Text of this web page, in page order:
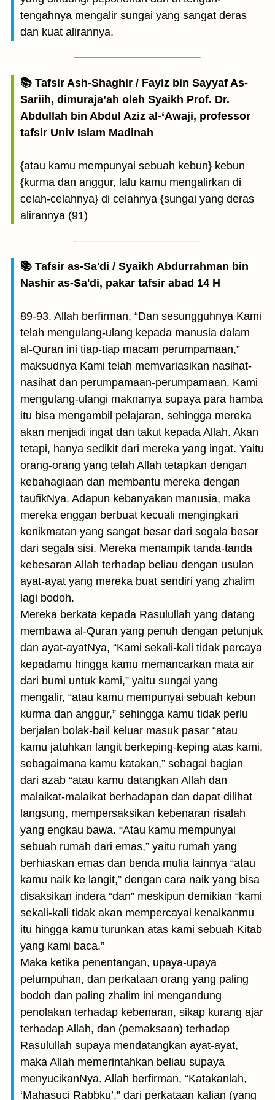
tengahnya mengalir sungai yang sangat deras
dan kuat alirannya.
📚 Tafsir Ash-Shaghir / Fayiz bin Sayyaf As-
Sariih, dimuraja’ah oleh Syaikh Prof. Dr.
Abdullah bin Abdul Aziz al-‘Awaji, professor
tafsir Univ Islam Madinah
{atau kamu mempunyai sebuah kebun} kebun
{kurma dan anggur, lalu kamu mengalirkan di
celah-celahnya} di celahnya {sungai yang deras
alirannya (91)
📚 Tafsir as-Sa'di / Syaikh Abdurrahman bin
Nashir as-Sa'di, pakar tafsir abad 14 H
89-93. Allah berfirman, “Dan sesungguhnya Kami
telah mengulang-ulang kepada manusia dalam
al-Quran ini tiap-tiap macam perumpamaan,”
maksudnya Kami telah memvariasikan nasihat-
nasihat dan perumpamaan-perumpamaan. Kami
mengulang-ulangi maknanya supaya para hamba
itu bisa mengambil pelajaran, sehingga mereka
akan menjadi ingat dan takut kepada Allah. Akan
tetapi, hanya sedikit dari mereka yang ingat. Yaitu
orang-orang yang telah Allah tetapkan dengan
kebahagiaan dan membantu mereka dengan
taufikNya. Adapun kebanyakan manusia, maka
mereka enggan berbuat kecuali mengingkari
kenikmatan yang sangat besar dari segala besar
dari segala sisi. Mereka menampik tanda-tanda
kebesaran Allah terhadap beliau dengan usulan
ayat-ayat yang mereka buat sendiri yang zhalim
lagi bodoh.
Mereka berkata kepada Rasulullah yang datang
membawa al-Quran yang penuh dengan petunjuk
dan ayat-ayatNya, “Kami sekali-kali tidak percaya
kepadamu hingga kamu memancarkan mata air
dari bumi untuk kami,” yaitu sungai yang
mengalir, “atau kamu mempunyai sebuah kebun
kurma dan anggur,” sehingga kamu tidak perlu
berjalan bolak-bail keluar masuk pasar “atau
kamu jatuhkan langit berkeping-keping atas kami,
sebagaimana kamu katakan,” sebagai bagian
dari azab “atau kamu datangkan Allah dan
malaikat-malaikat berhadapan dan dapat dilihat
langsung, mempersaksikan kebenaran risalah
yang engkau bawa. “Atau kamu mempunyai
sebuah rumah dari emas,” yaitu rumah yang
berhiaskan emas dan benda mulia lainnya “atau
kamu naik ke langit,” dengan cara naik yang bisa
disaksikan indera “dan” meskipun demikian “kami
sekali-kali tidak akan mempercayai kenaikanmu
itu hingga kamu turunkan atas kami sebuah Kitab
yang kami baca.”
Maka ketika penentangan, upaya-upaya
pelumpuhan, dan perkataan orang yang paling
bodoh dan paling zhalim ini mengandung
penolakan terhadap kebenaran, sikap kurang ajar
terhadap Allah, dan (pemaksaan) terhadap
Rasulullah supaya mendatangkan ayat-ayat,
maka Allah memerintahkan beliau supaya
menyucikanNya. Allah berfirman, “Katakanlah,
‘Mahasuci Rabbku’,” dari perkataan kalian (yang